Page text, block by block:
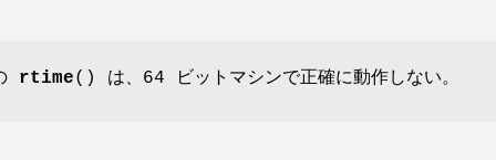
rtime() は、64 ビットマシンで正確に動作しない。